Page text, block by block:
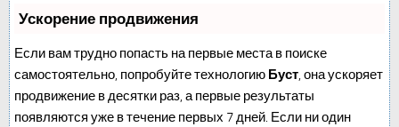
Ускорение продвижения
Если вам трудно попасть на первые места в поиске
самостоятельно, попробуйте технологию Буст, она ускоряет
продвижение в десятки раз, а первые результаты
появляются уже в течение первых 7 дней. Если ни один